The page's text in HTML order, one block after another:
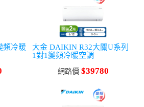
頻冷暖
大金 DAIKIN R32大關U系列
1對1變頻冷暖空調
網路價 $39780